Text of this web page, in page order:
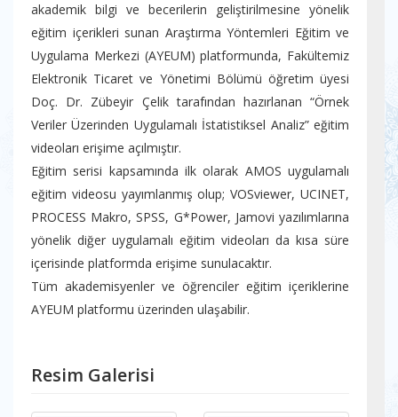
akademik bilgi ve becerilerin geliştirilmesine yönelik
eğitim içerikleri sunan Araştırma Yöntemleri Eğitim ve
Uygulama Merkezi (AYEUM) platformunda, Fakültemiz
Elektronik Ticaret ve Yönetimi Bölümü öğretim üyesi
Doç. Dr. Zübeyir Çelik tarafından hazırlanan “Örnek
Veriler Üzerinden Uygulamalı İstatistiksel Analiz” eğitim
videoları erişime açılmıştır.
Eğitim serisi kapsamında ilk olarak AMOS uygulamalı
eğitim videosu yayımlanmış olup; VOSviewer, UCINET,
PROCESS Makro, SPSS, G*Power, Jamovi yazılımlarına
yönelik diğer uygulamalı eğitim videoları da kısa süre
içerisinde platformda erişime sunulacaktır.
Tüm akademisyenler ve öğrenciler eğitim içeriklerine
AYEUM platformu üzerinden ulaşabilir.
Resim Galerisi